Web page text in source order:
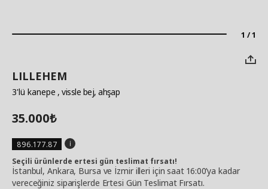
1 / 1
LILLEHEM
3'lü kanepe , vissle bej, ahşap
35.000₺
896.177.87
Seçili ürünlerde ertesi gün teslimat fırsatı!
İstanbul, Ankara, Bursa ve İzmir illeri için saat 16:00’ya kadar
vereceğiniz siparişlerde Ertesi Gün Teslimat Fırsatı.